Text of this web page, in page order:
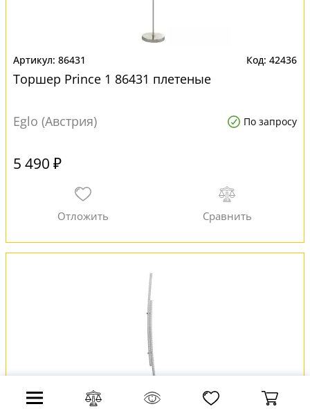
86431 42436
Торшер Prince 1 86431 плетеные
Eglo (Австрия) По запросу
5 490 ₽